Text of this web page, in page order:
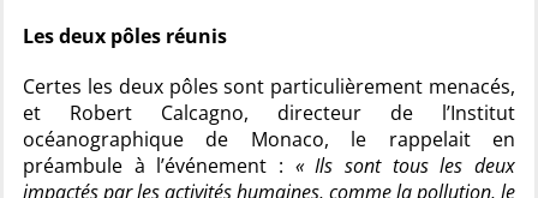
Les deux pôles réunis
Certes les deux pôles sont particulièrement menacés,
et Robert Calcagno, directeur de l’Institut
océanographique de Monaco, le rappelait en
préambule à l’événement : « Ils sont tous les deux
impactés par les activités humaines, comme la pollution, le